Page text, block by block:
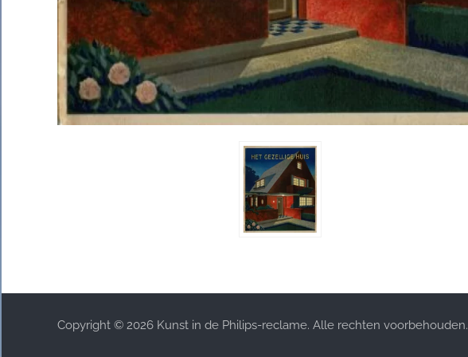
Copyright © 2026 Kunst in de Philips-reclame. Alle rechten voorbehouden.